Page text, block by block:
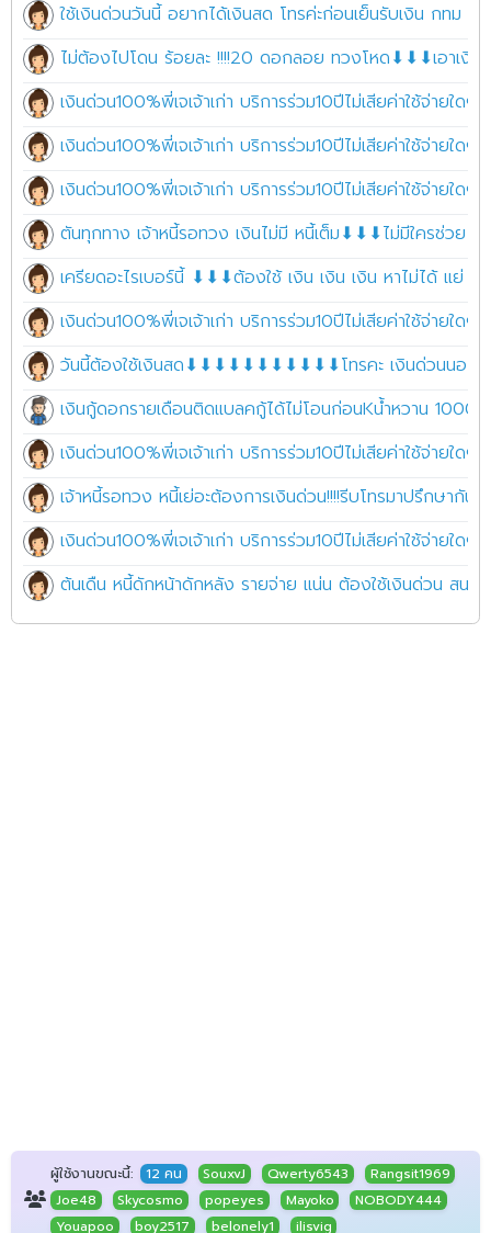
ใช้เงินด่วนวันนี้ อยากได้เงินสด โทรค่ะก่อนเย็นรับเงิน กทม พ
ไม่ต้องไปโดน ร้อยละ !!!!20 ดอกลอย ทวงโหด⬇⬇⬇เอาเงิน
เงินด่วน100%พี่เจเจ้าเก่า บริการร่วม10ปีไม่เสียค่าใช้จ่ายใดๆ
เงินด่วน100%พี่เจเจ้าเก่า บริการร่วม10ปีไม่เสียค่าใช้จ่ายใดๆ
เงินด่วน100%พี่เจเจ้าเก่า บริการร่วม10ปีไม่เสียค่าใช้จ่ายใดๆ
ตันทุกทาง เจ้าหนี้รอทวง เงินไม่มี หนี้เต็ม⬇⬇⬇ไม่มีใครช่วย ต้
เครียดอะไรเบอร์นี้ ⬇⬇⬇ต้องใช้ เงิน เงิน เงิน หาไม่ได้ แย่ เ
เงินด่วน100%พี่เจเจ้าเก่า บริการร่วม10ปีไม่เสียค่าใช้จ่ายใดๆ
วันนี้ต้องใช้เงินสด⬇⬇⬇⬇⬇⬇⬇⬇⬇⬇⬇โทรคะ เงินด่วนนอกร
เงินกู้ดอกรายเดือนติดแบลคกู้ได้ไม่โอนก่อนKน้ำหวาน
เงินด่วน100%พี่เจเจ้าเก่า บริการร่วม10ปีไม่เสียค่าใช้จ่ายใดๆ
เจ้าหนี้รอทวง หนี้เย่อะต้องการเงินด่วน!!!!รีบโทรมาปรึกษากันน
เงินด่วน100%พี่เจเจ้าเก่า บริการร่วม10ปีไม่เสียค่าใช้จ่ายใดๆ
ต้นเดืน หนี้ดักหน้าดักหลัง รายจ่าย แน่น ต้องใช้เงินด่วน สนใจ
ผู้ใช้งานขณะนี้: 12 คน SouxvJ Qwerty6543
Rangsit1969
Joe48
Skycosmo popeyes Mayoko
NOBODY444
Youapoo
boy2517 belonely1 ilisvig